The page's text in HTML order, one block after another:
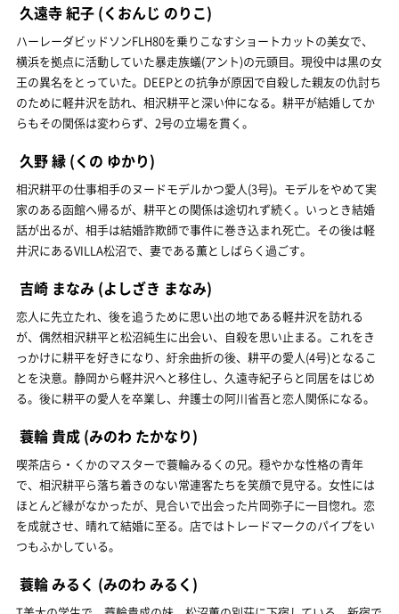
久遠寺 紀子 (くおんじ のりこ)
ハーレーダビッドソンFLH80を乗りこなすショートカットの美女で、
横浜を拠点に活動していた暴走族蟻(アント)の元頭目。現役中は黒の女
王の異名をとっていた。DEEPとの抗争が原因で自殺した親友の仇討ち
のために軽井沢を訪れ、相沢耕平と深い仲になる。耕平が結婚してか
らもその関係は変わらず、2号の立場を貫く。
久野 縁 (くの ゆかり)
相沢耕平の仕事相手のヌードモデルかつ愛人(3号)。モデルをやめて実
家のある函館へ帰るが、耕平との関係は途切れず続く。いっとき結婚
話が出るが、相手は結婚詐欺師で事件に巻き込まれ死亡。その後は軽
井沢にあるVILLA松沼で、妻である薫としばらく過ごす。
吉崎 まなみ (よしざき まなみ)
恋人に先立たれ、後を追うために思い出の地である軽井沢を訪れる
が、偶然相沢耕平と松沼純生に出会い、自殺を思い止まる。これをき
っかけに耕平を好きになり、紆余曲折の後、耕平の愛人(4号)となるこ
とを決意。静岡から軽井沢へと移住し、久遠寺紀子らと同居をはじめ
る。後に耕平の愛人を卒業し、弁護士の阿川省吾と恋人関係になる。
蓑輪 貴成 (みのわ たかなり)
喫茶店ら・くかのマスターで蓑輪みるくの兄。穏やかな性格の青年
で、相沢耕平ら落ち着きのない常連客たちを笑顔で見守る。女性には
ほとんど縁がなかったが、見合いで出会った片岡弥子に一目惚れ。恋
を成就させ、晴れて結婚に至る。店ではトレードマークのパイプをい
つもふかしている。
蓑輪 みるく (みのわ みるく)